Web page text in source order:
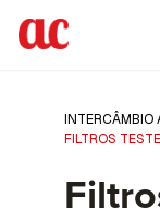
INTERCÂMBIO
FILTROS TESTE